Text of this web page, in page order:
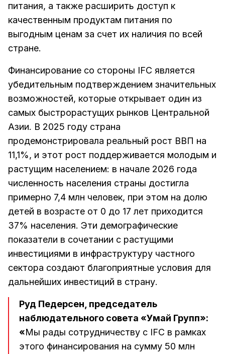
питания, а также расширить доступ к
качественным продуктам питания по
выгодным ценам за счет их наличия по всей
стране.
Финансирование со стороны IFC является
убедительным подтверждением значительных
возможностей, которые открывает один из
самых быстрорастущих рынков Центральной
Азии. В 2025 году страна
продемонстрировала реальный рост ВВП на
11,1%, и этот рост поддерживается молодым и
растущим населением: в начале 2026 года
численность населения страны достигла
примерно 7,4 млн человек, при этом на долю
детей в возрасте от 0 до 17 лет приходится
37% населения. Эти демографические
показатели в сочетании с растущими
инвестициями в инфраструктуру частного
сектора создают благоприятные условия для
дальнейших инвестиций в страну.
Руд Педерсен, председатель
наблюдательного совета «Умай Групп»:
«Мы рады сотрудничеству с IFC в рамках
этого финансирования на сумму 50 млн